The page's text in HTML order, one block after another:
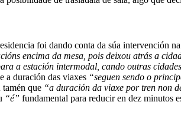
foi dando conta da súa intervención
encima da mesa, pois deixou atrás a
a estación intermodal, cando outras
a duración das viaxes “seguen sendo o
tamén que “a duración da viaxe por tren non
“é” fundamental para reducir en dez minutos